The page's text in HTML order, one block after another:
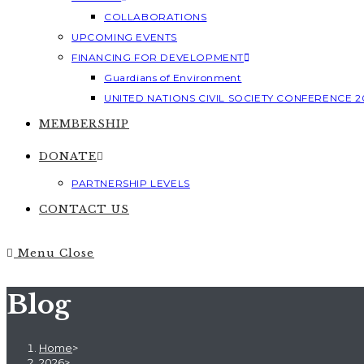
COLLABORATIONS
UPCOMING EVENTS
FINANCING FOR DEVELOPMENT
Guardians of Environment
UNITED NATIONS CIVIL SOCIETY CONFERENCE
MEMBERSHIP
DONATE
PARTNERSHIP LEVELS
CONTACT US
Menu Close
Blog
Home>